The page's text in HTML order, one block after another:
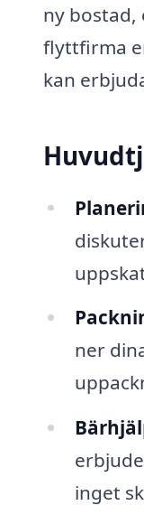
ny
flyttfirma
kan
ner
inget